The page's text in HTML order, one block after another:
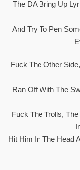
The DA Bring Up
And Try To Pen
Fuck The Other
Ran Off With The
Fuck The Trolls,
Hit Him In The Head